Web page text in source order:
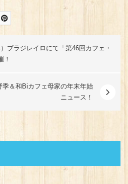
ブラジレイロにて「第46回カフェ・
！
季＆和Biカフェ母家の年末年始
ニュース！